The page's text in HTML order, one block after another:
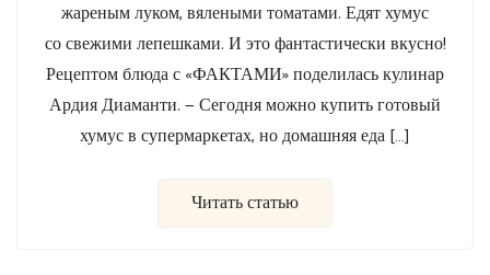
жареным луком, вялеными томатами. Едят хумус
со свежими лепешками. И это фантастически вкусно!
Рецептом блюда с «ФАКТАМИ» поделилась кулинар
Ардия Диаманти. — Сегодня можно купить готовый
хумус в супермаркетах, но домашняя еда […]
Читать статью